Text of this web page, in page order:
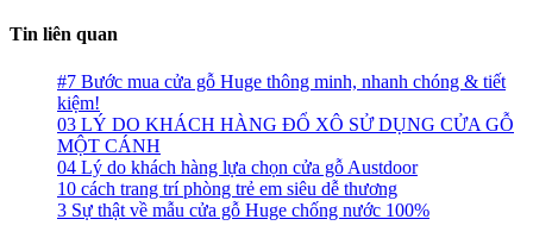
Tin liên quan
#7 Bước mua cửa gỗ Huge thông minh, nhanh chóng & tiết
kiệm!
03 LÝ DO KHÁCH HÀNG ĐỔ XÔ SỬ DỤNG CỬA GỖ
MỘT CÁNH
04 Lý do khách hàng lựa chọn cửa gỗ Austdoor
10 cách trang trí phòng trẻ em siêu dễ thương
3 Sự thật về mẫu cửa gỗ Huge chống nước 100%